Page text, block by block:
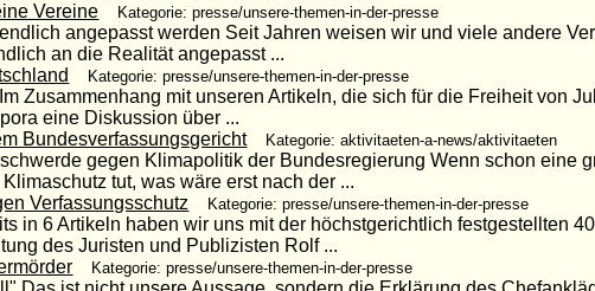
Vereine Kategorie: presse/unsere-themen-in-der-presse
angepasst werden Seit Jahren weisen wir und viele andere
an die Realität angepasst ...
Kategorie: presse/unsere-themen-in-der-presse
Zusammenhang mit unseren Artikeln, die sich für die Freiheit von
eine Diskussion über ...
Bundesverfassungsgericht Kategorie: aktivitaeten-a-news/aktivitaeten
gegen Klimapolitik der Bundesregierung Wenn schon eine
tut, was wäre erst nach der ...
Verfassungsschutz Kategorie: presse/unsere-themen-in-der-presse
in 6 Artikeln haben wir uns mit der höchstgerichtlich festgestellten
des Juristen und Publizisten Rolf ...
Kategorie: presse/unsere-themen-in-der-presse